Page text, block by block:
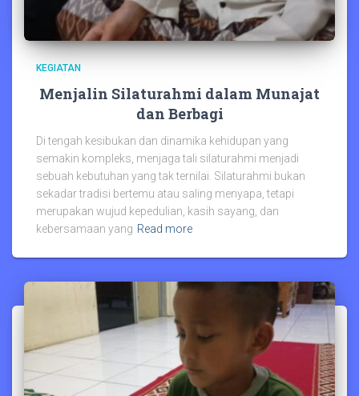
KEGIATAN
Menjalin Silaturahmi dalam Munajat
dan Berbagi
Di tengah kesibukan dan dinamika kehidupan yang
semakin kompleks, menjaga tali silaturahmi menjadi
sebuah kebutuhan yang tak ternilai. Silaturahmi bukan
sekadar tradisi bertemu atau saling menyapa, tetapi
merupakan wujud kepedulian, kasih sayang, dan
kebersamaan yang Read more